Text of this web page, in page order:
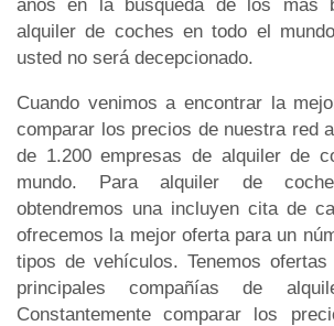
años en la búsqueda de los más
alquiler de coches en todo el
usted no será decepcionado.
Cuando venimos a encontrar la
comparar los precios de nuestra red
de 1.200 empresas de alquiler de
mundo. Para alquiler de
obtendremos una incluyen cita de
ofrecemos la mejor oferta para un
tipos de vehículos. Tenemos
principales compañías de
Constantemente comparar los